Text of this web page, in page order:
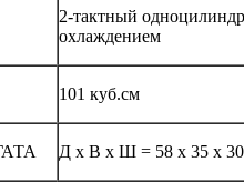
2-тактный
охлаждением
101 куб.см
Д х В х Ш = 58 х 35 х